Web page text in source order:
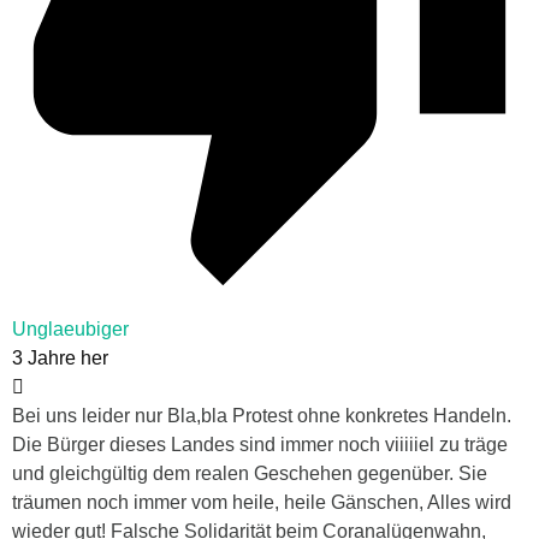
Unglaeubiger
3 Jahre her
Bei uns leider nur Bla,bla Protest ohne konkretes Handeln.
Die Bürger dieses Landes sind immer noch viiiiiel zu träge
und gleichgültig dem realen Geschehen gegenüber. Sie
träumen noch immer vom heile, heile Gänschen, Alles wird
wieder gut! Falsche Solidarität beim Coranalügenwahn,